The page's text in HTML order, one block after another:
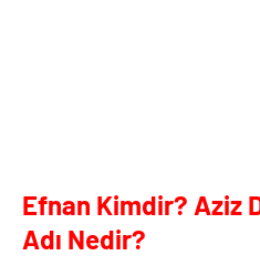
Efnan Kimdir? Aziz
Adı Nedir?